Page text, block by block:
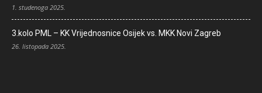
1. studenoga 2025.
3.kolo PML – KK Vrijednosnice Osijek vs. MKK Novi Zagreb
26. listopada 2025.